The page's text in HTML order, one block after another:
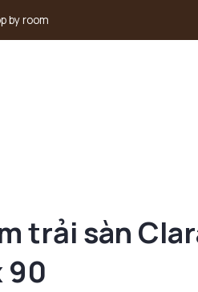
by room
trải sàn
90